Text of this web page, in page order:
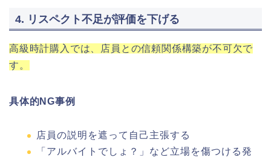
4. リスペクト不足が評価を下げる
高級時計購入では、店員との信頼関係構築が不可欠で
す。
具体的NG事例
店員の説明を遮って自己主張する
「アルバイトでしょ？」など立場を傷つける発